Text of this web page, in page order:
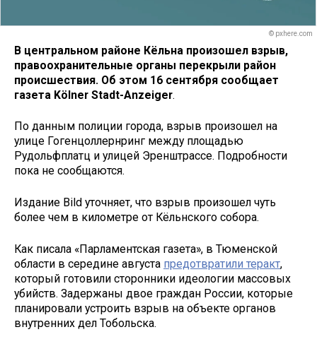
© pxhere.com
В центральном районе Кёльна произошел взрыв,
правоохранительные органы перекрыли район
происшествия. Об этом 16 сентября сообщает
газета Kölner Stadt-Anzeiger.
По данным полиции города, взрыв произошел на
улице Гогенцоллернринг между площадью
Рудольфплатц и улицей Эренштрассе. Подробности
пока не сообщаются.
Издание Bild уточняет, что взрыв произошел чуть
более чем в километре от Кёльнского собора.
Как писала «Парламентская газета», в Тюменской
области в середине августа предотвратили теракт,
который готовили сторонники идеологии массовых
убийств. Задержаны двое граждан России, которые
планировали устроить взрыв на объекте органов
внутренних дел Тобольска.